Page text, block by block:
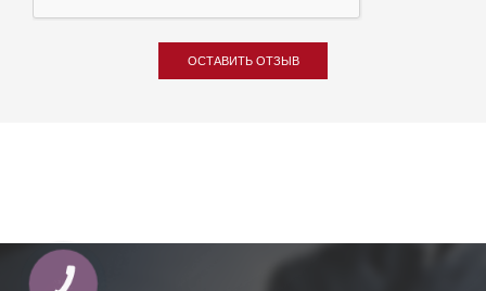
ОСТАВИТЬ ОТЗЫВ
КНОПКА
ЗВ'ЯЗКУ